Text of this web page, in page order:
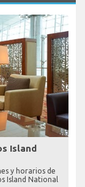
Island
y horarios de
Island National